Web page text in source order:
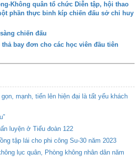
Không quân tổ chức Diễn tập, hội thao
phần thực binh kíp chiến đấu sở chỉ huy
chiến đấu
bay đơn cho các học viên đầu tiên
mạnh, tiến lên hiện đại là tất yếu khách
luyện ở Tiểu đoàn 122
tập lái cho phi công Su-30 năm 2023
lục quân, Phòng không nhân dân năm